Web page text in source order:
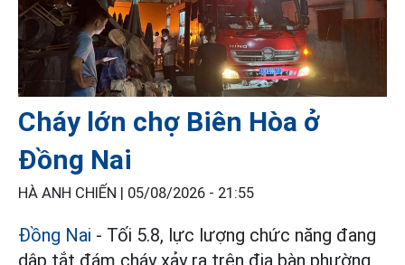
Cháy lớn chợ Biên Hòa ở
Đồng Nai
HÀ ANH CHIẾN | 05/08/2026 - 21:55
Đồng Nai - Tối 5.8, lực lượng chức năng đang
dập tắt đám cháy xảy ra trên địa bàn phường